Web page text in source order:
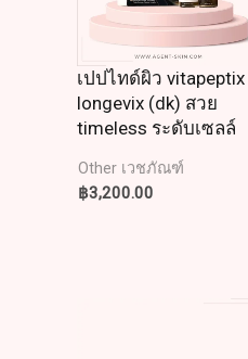
เปปไทด์ผิว vitapeptix
longevix (dk) สวย
timeless ระดับเซลล์
Other เวชภัณฑ์
฿3,200.00